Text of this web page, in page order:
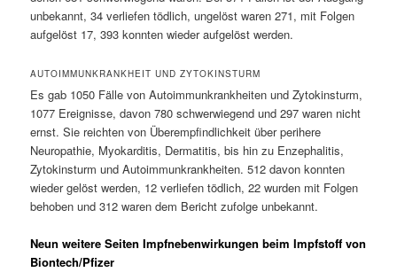
unbekannt, 34 verliefen tödlich, ungelöst waren 271, mit Folgen
aufgelöst 17, 393 konnten wieder aufgelöst werden.
AUTOIMMUNKRANKHEIT UND ZYTOKINSTURM
Es gab 1050 Fälle von Autoimmunkrankheiten und Zytokinsturm,
1077 Ereignisse, davon 780 schwerwiegend und 297 waren nicht
ernst. Sie reichten von Überempfindlichkeit über perihere
Neuropathie, Myokarditis, Dermatitis, bis hin zu Enzephalitis,
Zytokinsturm und Autoimmunkrankheiten. 512 davon konnten
wieder gelöst werden, 12 verliefen tödlich, 22 wurden mit Folgen
behoben und 312 waren dem Bericht zufolge unbekannt.
Neun weitere Seiten Impfnebenwirkungen beim Impfstoff von
Biontech/Pfizer